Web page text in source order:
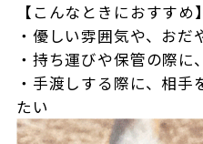
【こんなときにおすすめ】
・優しい雰囲気や、おだ
・持ち運びや保管の際
・手渡しする際に、相
たい